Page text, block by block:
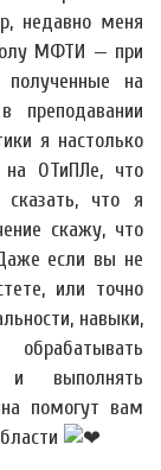
недавно меня
МФТИ — при
полученные на
я настолько
на ОТиПЛе, что
что я
скажу, что
если вы не
или точно
навыки,
и выполнять
помогут вам